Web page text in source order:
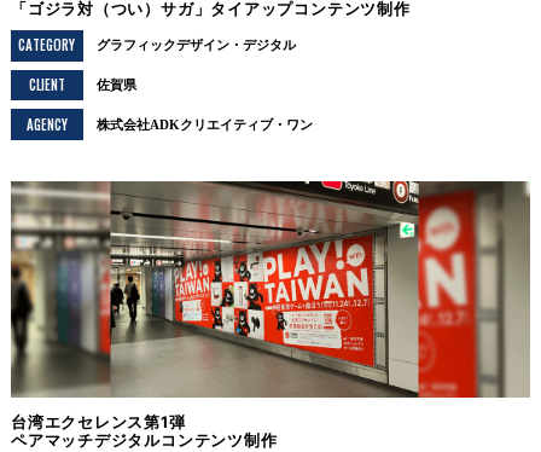
「ゴジラ対（つい）サガ」タイアップコンテンツ制作
CATEGORY
グラフィックデザイン デジタル
CLIENT 佐賀県
AGENCY 株式会社ADKクリエイティブ・ワン
台湾エクセレンス第1弾
ペアマッチデジタルコンテンツ制作